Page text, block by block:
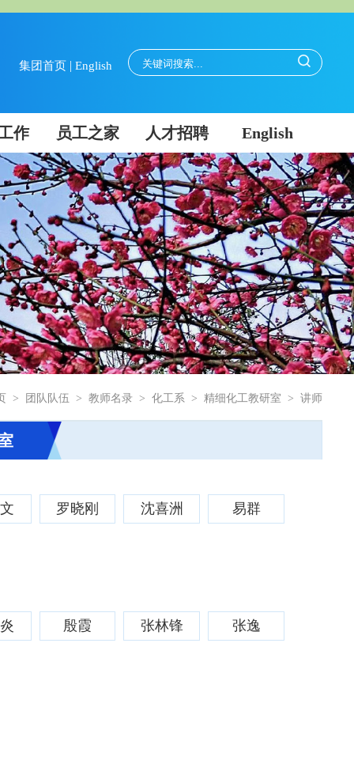
集团首页| English
作 员工之家 人才招聘 English
> 团队队伍 > 教师名录 > 化工系 > 精细化工教研室 > 讲师
罗晓刚 沈喜洲 易群
殷霞 张林锋 张逸